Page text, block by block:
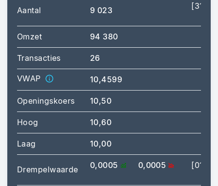
Aantal 9 023
[31/
Omzet 94 380
Transacties 26
VWAP 10,4599
Openingskoers 10,50
Hoog 10,60
Laag 10,00
Drempelwaarde 0,0005 0,0005
[01/